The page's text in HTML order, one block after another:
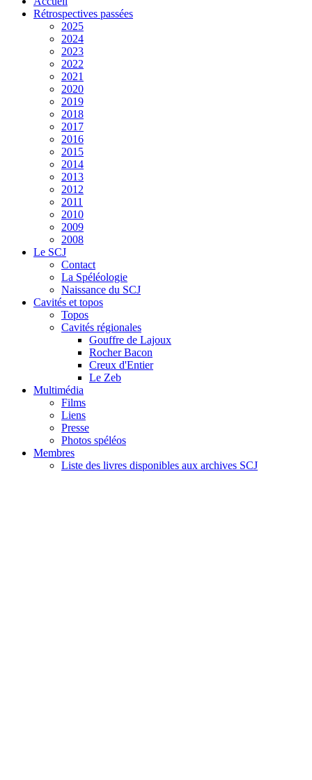
Rétrospectives passées
2025
2024
2023
2022
2021
2020
2019
2018
2017
2016
2015
2014
2013
2012
2011
2010
2009
2008
Le SCJ
Contact
La Spéléologie
Naissance du SCJ
Cavités et topos
Topos
Cavités régionales
Gouffre de Lajoux
Rocher Bacon
Creux d'Entier
Le Zeb
Multimédia
Films
Liens
Presse
Photos spéléos
Membres
Liste des livres disponibles aux archives SCJ